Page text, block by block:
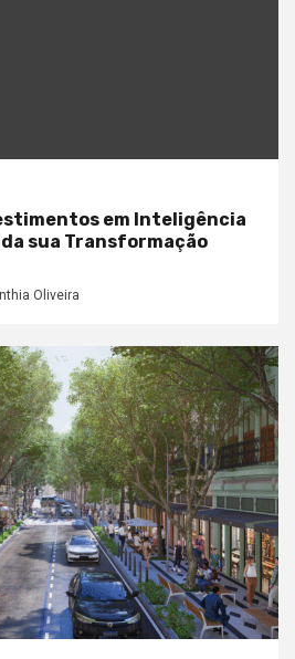
em Inteligência
sua Transformação
Oliveira